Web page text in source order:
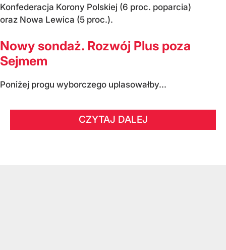
Konfederacja Korony Polskiej (6 proc. poparcia)
oraz Nowa Lewica (5 proc.).
Nowy sondaż. Rozwój Plus poza
Sejmem
Poniżej progu wyborczego uplasowałby...
CZYTAJ DALEJ